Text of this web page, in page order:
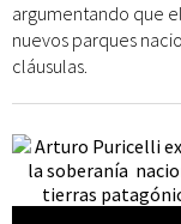
argumentando que
nuevos parques
cláusulas.